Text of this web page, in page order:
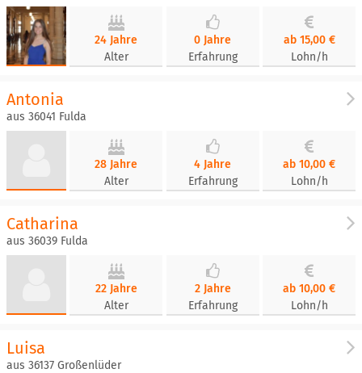
24 Jahre
Alter
0 Jahre
Erfahrung
ab 15,00 €
Lohn/h
Antonia
aus 36041 Fulda
28 Jahre
Alter
4 Jahre
Erfahrung
ab 10,00 €
Lohn/h
Catharina
aus 36039 Fulda
22 Jahre
Alter
2 Jahre
Erfahrung
ab 10,00 €
Lohn/h
Luisa
aus 36137 Großenlüder